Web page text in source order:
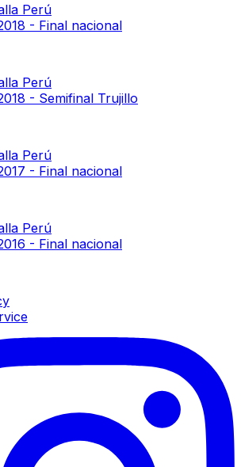
Perú
- Final nacional
Perú
- Semifinal Trujillo
Perú
- Final nacional
Perú
- Final nacional